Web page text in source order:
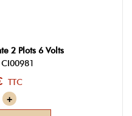
2 Plots 6 Volts
TTC
+